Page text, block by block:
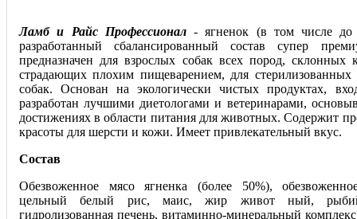
Ламб и Райс Профессионал- ягненок (в том числе до
разработанный сбалансированный состав супер
предназначен для взрослых собак всех пород, склонных
страдающих плохим пищеварением, для стерилизованных
собак. Основан на экологически чистых продуктах,
разработан лучшими диетологами и ветеринарами,
достижениях в области питания для животных. Содержит
красоты для шерсти и кожи. Имеет привлекательный вкус.
Состав
Обезвоженное мясо ягненка (более 50%),
цельный белый рис, маис, жир живот ный,
гидролизованная печень, витаминно-минеральный